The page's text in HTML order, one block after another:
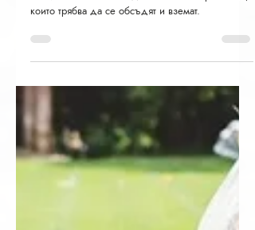
СВАТБАТА
Присъствието на малки деца в този толкова